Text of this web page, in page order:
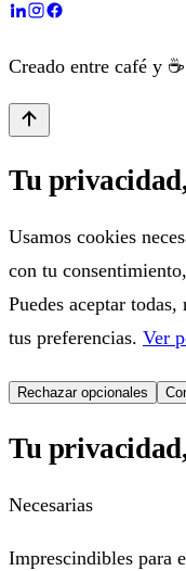
Creado entre café y
Tu
Usamos cookies
con tu
Puedes aceptar
tus preferencias. Ver
Rechazar opcionales
Tu
Necesarias
Imprescindibles para